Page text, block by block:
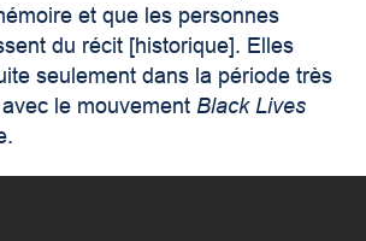
et que les personnes
du récit [historique]. Elles
seulement dans la période très
le mouvementBlack Lives